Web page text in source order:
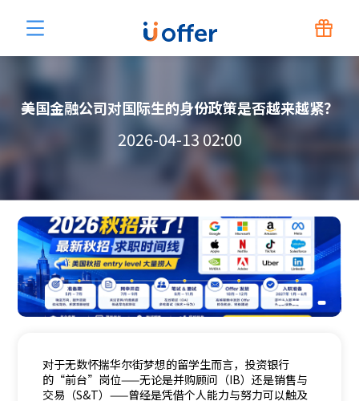
美国金融公司对国际生的身份政策是否越来越紧？
2026-04-13 02:00
对于无数怀揣华尔街梦想的留学生而言，投资银行
的“前台”岗位——无论是并购顾问（IB）还是销售与
交易（S&T）——曾经是凭借个人能力与努力可以触及